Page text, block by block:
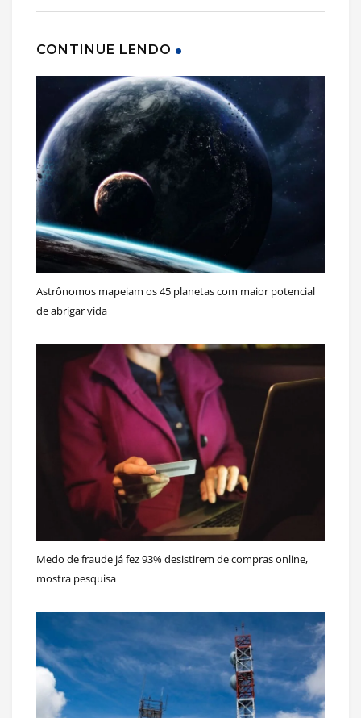
CONTINUE LENDO
Astrônomos mapeiam os 45 planetas com maior potencial
de abrigar vida
Medo de fraude já fez 93% desistirem de compras online,
mostra pesquisa